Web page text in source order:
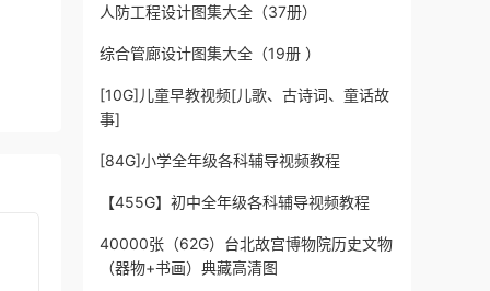
人防工程设计图集大全（37册）
综合管廊设计图集大全（19册 ）
[10G]儿童早教视频[儿歌、古诗词、童话故
事]
[84G]小学全年级各科辅导视频教程
【455G】初中全年级各科辅导视频教程
40000张（62G）台北故宫博物院历史文物
（器物+书画）典藏高清图